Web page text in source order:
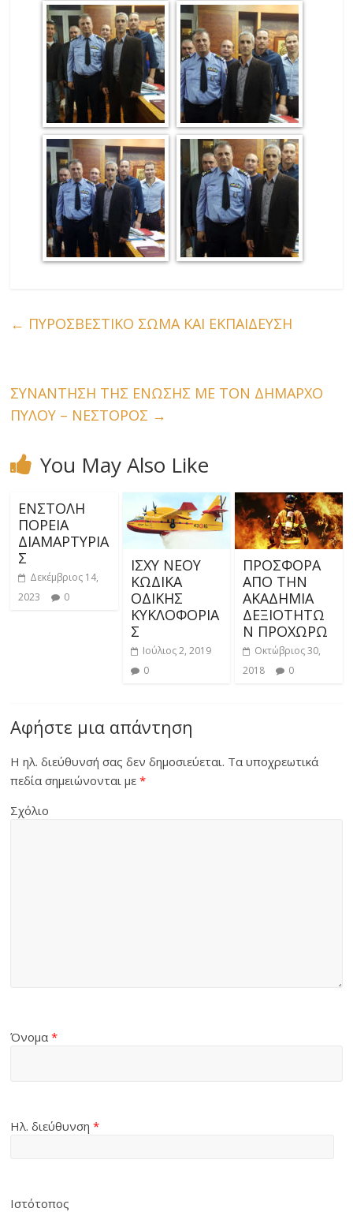
← ΠΥΡΟΣΒΕΣΤΙΚΟ ΣΩΜΑ ΚΑΙ ΕΚΠΑΙΔΕΥΣΗ
ΣΥΝΑΝΤΗΣΗ ΤΗΣ ΕΝΩΣΗΣ ΜΕ ΤΟΝ ΔΗΜΑΡΧΟ
ΠΥΛΟΥ – ΝΕΣΤΟΡΟΣ →
You May Also Like
ΕΝΣΤΟΛΗ
ΠΟΡΕΙΑ
ΔΙΑΜΑΡΤΥΡΙΑ
Σ
Δεκέμβριος 14,
2023
0
ΙΣΧΥ ΝΕΟΥ
ΚΩΔΙΚΑ
ΟΔΙΚΗΣ
ΚΥΚΛΟΦΟΡΙΑ
Σ
Ιούλιος 2, 2019
0
ΠΡΟΣΦΟΡΑ
ΑΠΟ ΤΗΝ
ΑΚΑΔΗΜΙΑ
ΔΕΞΙΟΤΗΤΩ
Ν ΠΡΟΧΩΡΩ
Οκτώβριος 30,
2018
0
Αφήστε μια απάντηση
Η ηλ. διεύθυνσή σας δεν δημοσιεύεται. Τα υποχρεωτικά
πεδία σημειώνονται με*
Σχόλιο
Όνομα*
Ηλ. διεύθυνση*
Ιστότοπος